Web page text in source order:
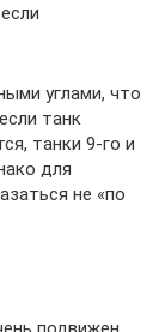
углами, что
танк
танки 9-го и
для
не «по